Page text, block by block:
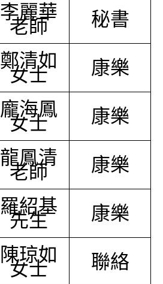
李麗華
老師 秘書
鄭清如
女士 康樂
龐海鳳
女士 康樂
龍鳳清
老師 康樂
羅紹基
先生 康樂
陳琼如
女士 聯絡